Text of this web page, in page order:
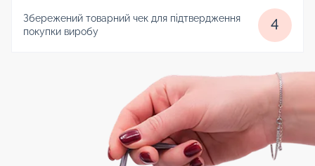
Збережений товарний чек для підтвердження
покупки виробу
4